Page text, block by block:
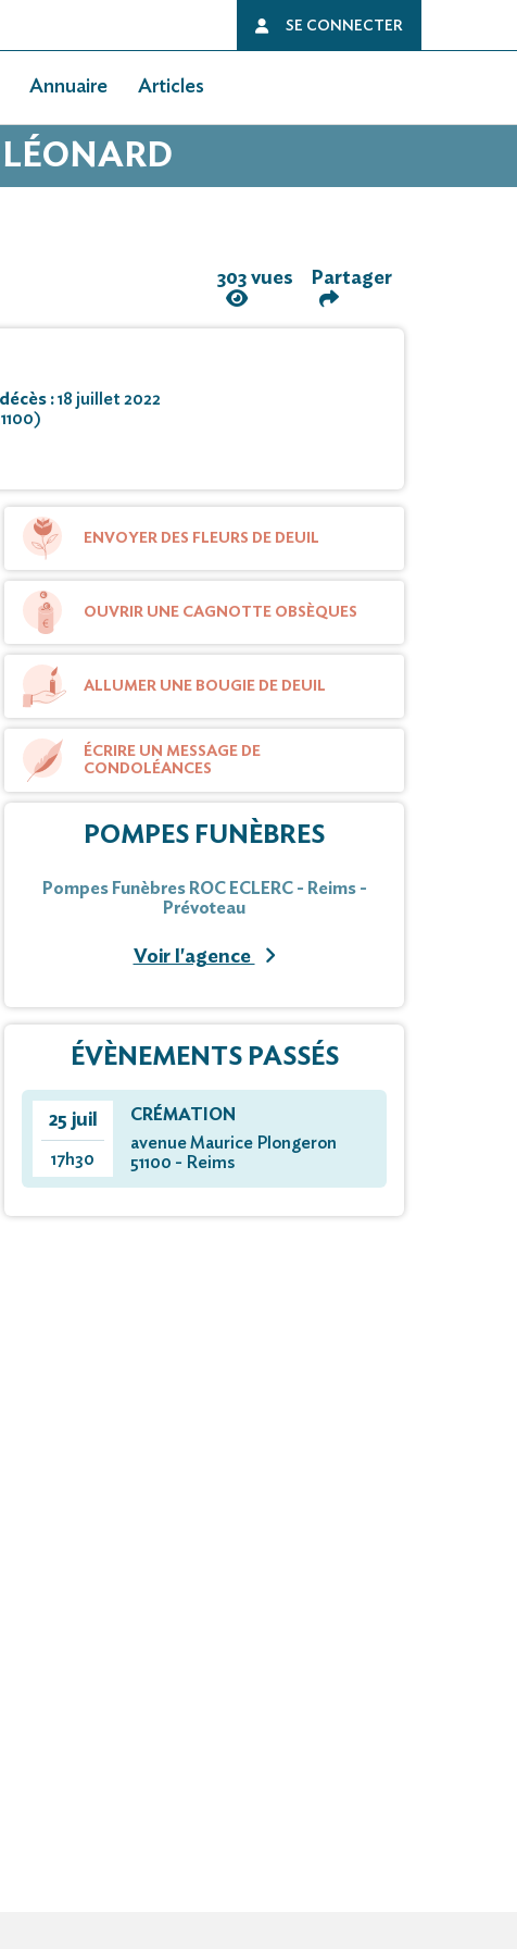
SE CONNECTER
Annuaire Articles
303 vues Partager
:18 juillet 2022
ENVOYER DES FLEURS DE DEUIL
OUVRIR UNE CAGNOTTE OBSÈQUES
ALLUMER UNE BOUGIE DE DEUIL
ÉCRIRE UN MESSAGE DE
CONDOLÉANCES
POMPES FUNÈBRES
Pompes Funèbres ROC ECLERC - Reims -
Prévoteau
Voir l'agence
ÉVÈNEMENTS PASSÉS
25 juil
17h30
CRÉMATION
avenue Maurice Plongeron
51100 - Reims